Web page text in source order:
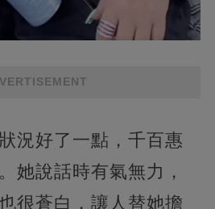
況好了一點，千百惠
她說話時有氣無力，
很蒼白，讓人替她擔